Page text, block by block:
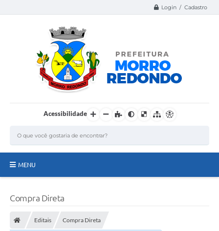
Login / Cadastro
Acessibilidade
MENU
Secretarias
Compra Direta
Editais Compra Direta